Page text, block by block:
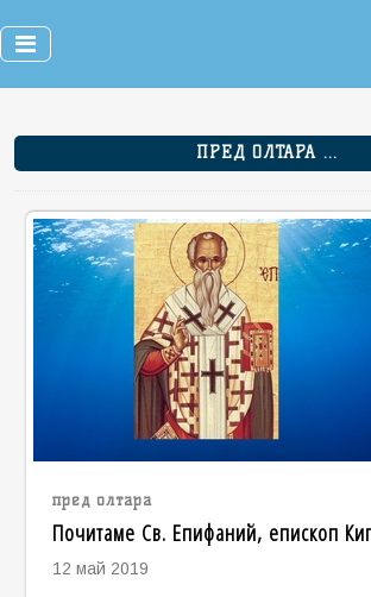
ПРЕД ОЛТАРА ...
пред олтара
Почитаме Св. Епифаний, епископ
12 май 2019